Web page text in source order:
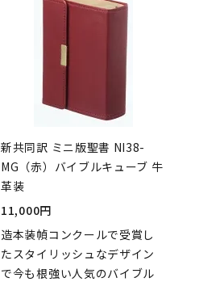
新共同訳 ミニ版聖書 NI38-
MG（赤）バイブルキューブ 牛
革装
11,000円
造本装幀コンクールで受賞し
たスタイリッシュなデザイン
で今も根強い人気のバイブル